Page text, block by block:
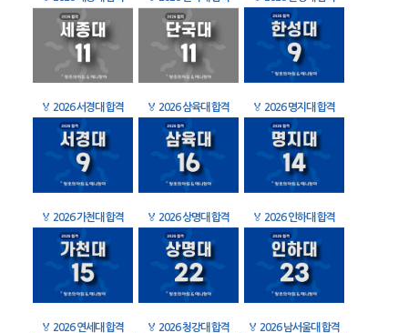
🏅 2026 서경대 합격 🏅 2026 삼육대 합격 🏅 2026 명지대 합격
🏅 2026 가천대 합격 🏅 2026 상명대 합격 🏅 2026 인하대 합격
🏅 2026 연세대 합격 🏅 2026 청강대 합격 🏅 2026 남서울대 합격